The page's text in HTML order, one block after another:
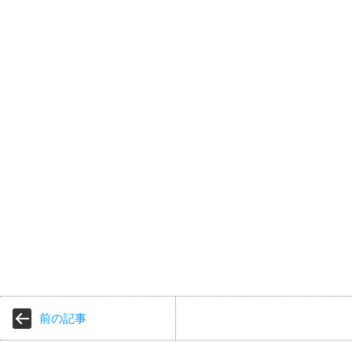
前の記事